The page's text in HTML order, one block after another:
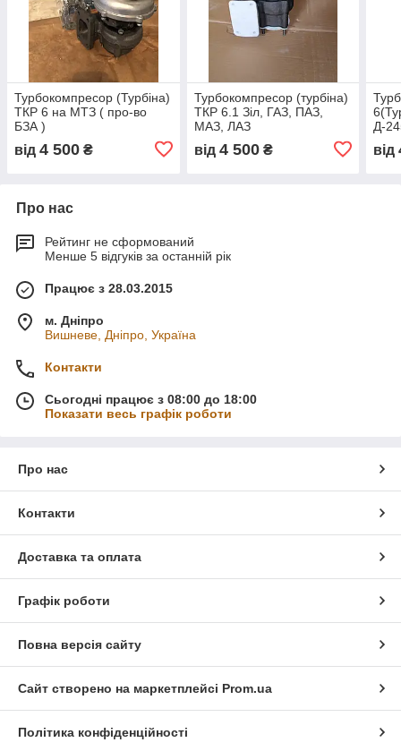
Турбокомпресор (Турбіна)
ТКР 6 на МТЗ ( про-во
БЗА )
від 4 500 ₴
Турбокомпресор (турбіна)
ТКР 6.1 Зіл, ГАЗ, ПАЗ,
МАЗ, ЛАЗ
від 4 500₴
Д-
від
Про нас
Рейтинг не сформований
Менше 5 відгуків за останній рік
Працює з 28.03.2015
м. Дніпро
Вишневе, Дніпро, Україна
Контакти
Сьогодні працює з 08:00 до 18:00
Показати весь графік роботи
Про нас
Контакти
Доставка та оплата
Графік роботи
Повна версія сайту
Сайт створено на маркетплейсі Prom.ua
Політика конфіденційності